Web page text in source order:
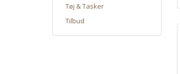
Tøj & Tasker
Tilbud